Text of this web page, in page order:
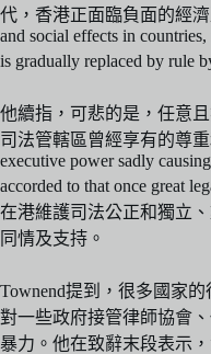
代，香港正面臨負面的經濟
and social effects in
is gradually replaced by rule
他續指，可悲的是，任意
司法管轄區曾經享有的尊重
executive power sadly
accorded to that once great
在港維護司法公正和獨立
同情及支持。
Townend提到，很多國家
對一些政府接管律師協會
暴力。他在致辭末段表示